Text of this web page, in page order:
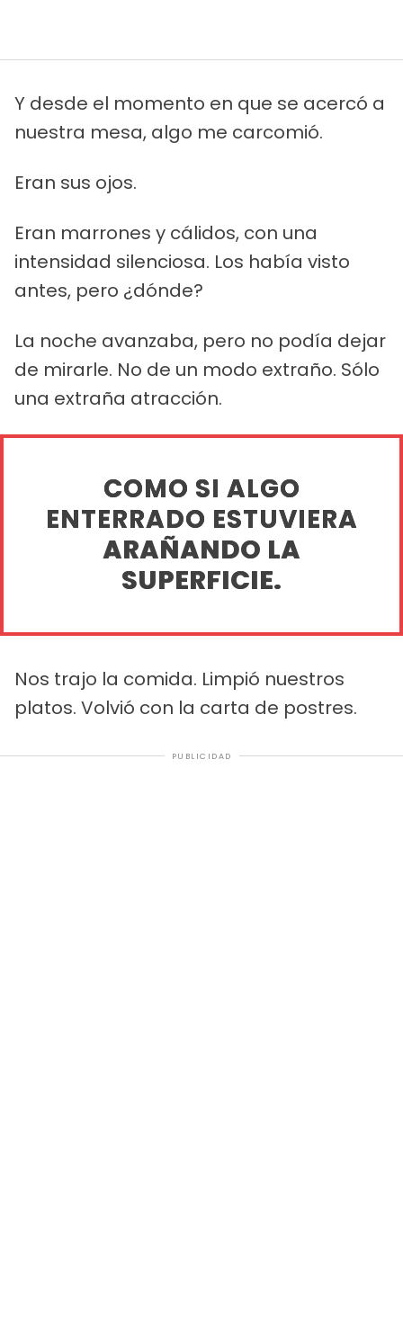
Y desde el momento en que se acercó a
nuestra mesa, algo me carcomió.
Eran sus ojos.
Eran marrones y cálidos, con una
intensidad silenciosa. Los había visto
antes, pero ¿dónde?
La noche avanzaba, pero no podía dejar
de mirarle. No de un modo extraño. Sólo
una extraña atracción.
COMO SI ALGO
ENTERRADO ESTUVIERA
ARAÑANDO LA
SUPERFICIE.
Nos trajo la comida. Limpió nuestros
platos. Volvió con la carta de postres.
PUBLICIDAD